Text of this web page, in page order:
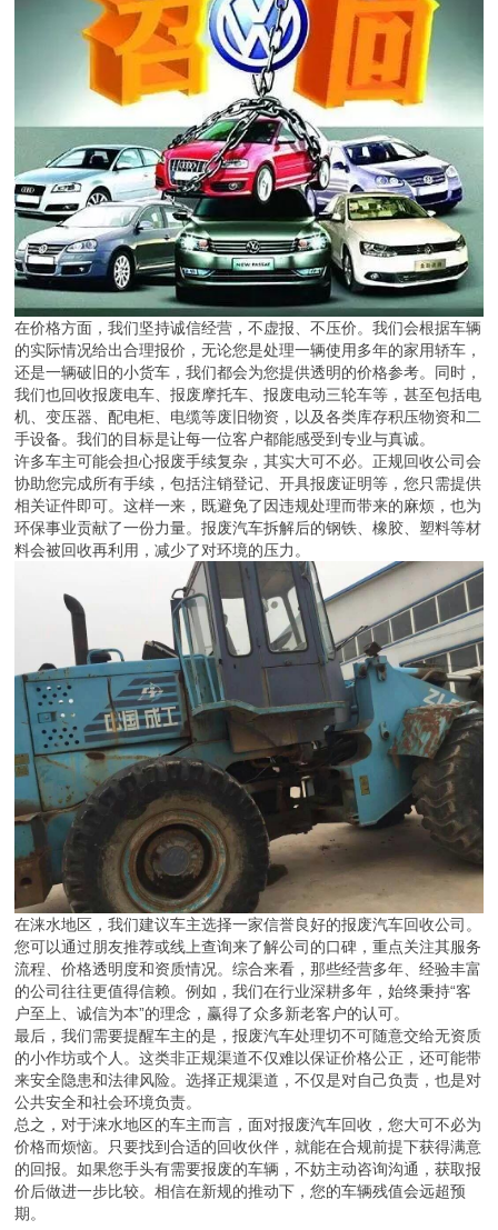
在价格方面，我们坚持诚信经营，不虚报、不压价。我们会根据车辆
的实际情况给出合理报价，无论您是处理一辆使用多年的家用轿车，
还是一辆破旧的小货车，我们都会为您提供透明的价格参考。同时，
我们也回收报废电车、报废摩托车、报废电动三轮车等，甚至包括电
机、变压器、配电柜、电缆等废旧物资，以及各类库存积压物资和二
手设备。我们的目标是让每一位客户都能感受到专业与真诚。
许多车主可能会担心报废手续复杂，其实大可不必。正规回收公司会
协助您完成所有手续，包括注销登记、开具报废证明等，您只需提供
相关证件即可。这样一来，既避免了因违规处理而带来的麻烦，也为
环保事业贡献了一份力量。报废汽车拆解后的钢铁、橡胶、塑料等材
料会被回收再利用，减少了对环境的压力。
在涞水地区，我们建议车主选择一家信誉良好的报废汽车回收公司。
您可以通过朋友推荐或线上查询来了解公司的口碑，重点关注其服务
流程、价格透明度和资质情况。综合来看，那些经营多年、经验丰富
的公司往往更值得信赖。例如，我们在行业深耕多年，始终秉持“客
户至上、诚信为本”的理念，赢得了众多新老客户的认可。
最后，我们需要提醒车主的是，报废汽车处理切不可随意交给无资质
的小作坊或个人。这类非正规渠道不仅难以保证价格公正，还可能带
来安全隐患和法律风险。选择正规渠道，不仅是对自己负责，也是对
公共安全和社会环境负责。
总之，对于涞水地区的车主而言，面对报废汽车回收，您大可不必为
价格而烦恼。只要找到合适的回收伙伴，就能在合规前提下获得满意
的回报。如果您手头有需要报废的车辆，不妨主动咨询沟通，获取报
价后做进一步比较。相信在新规的推动下，您的车辆残值会远超预
期。